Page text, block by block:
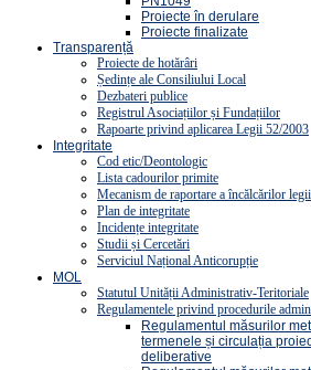
Proiecte în derulare
Proiecte finalizate
Transparență
Proiecte de hotărâri
Ședințe ale Consiliului Local
Dezbateri publice
Registrul Asociațiilor și Fundațiilor
Rapoarte privind aplicarea Legii 52/2003
Integritate
Cod etic/Deontologic
Lista cadourilor primite
Mecanism de raportare a încălcărilor legii
Plan de integritate
Incidențe integritate
Studii și Cercetări
Serviciul Național Anticorupție
MOL
Statutul Unității Administrativ-Teritoriale
Regulamentele privind procedurile
Regulamentul măsurilor
termenele și circulația
deliberative